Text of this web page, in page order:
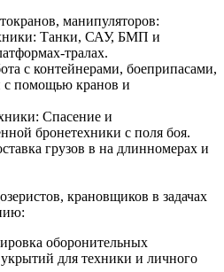
манипуляторов:
Танки, САУ, БМП и
тралах.
с контейнерами, боеприпасами,
с помощью кранов и
Спасение и
бронетехники с поля боя.
грузов в на длинномерах и
крановщиков в задачах
оборонительных
для техники и личного